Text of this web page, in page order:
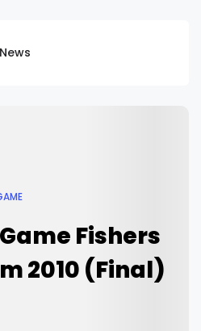
News
Fishers
2010 (Final)